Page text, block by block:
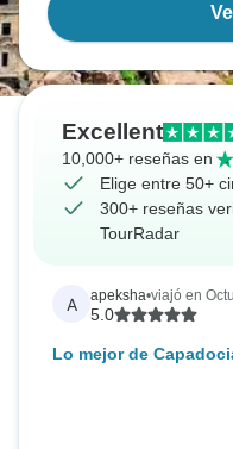
Excellent
10,000+ reseñas en
Elige entre 50+
300+ reseñas
TourRadar
A apeksha•viajó en
5.0
Lo mejor de